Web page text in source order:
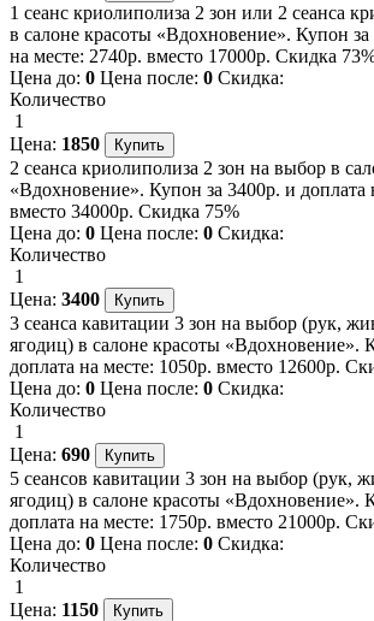
1 сеанс криолиполиза 2 зон или 2 сеанса
в салоне красоты «Вдохновение». Купон за
на месте: 2740р. вместо 17000р. Скидка
Цена до: 0 Цена после: 0 Скидка:
Количество
1
Цена: 1850
2 сеанса криолиполиза 2 зон на выбор в
«Вдохновение». Купон за 3400р. и доплата
вместо 34000р. Скидка 75%
Цена до: 0 Цена после: 0 Скидка:
Количество
1
Цена: 3400
3 сеанса кавитации 3 зон на выбор (рук,
ягодиц) в салоне красоты «Вдохновение».
доплата на месте: 1050р. вместо 12600р.
Цена до: 0 Цена после: 0 Скидка:
Количество
1
Цена: 690
5 сеансов кавитации 3 зон на выбор (рук,
ягодиц) в салоне красоты «Вдохновение».
доплата на месте: 1750р. вместо 21000р.
Цена до: 0 Цена после: 0 Скидка:
Количество
1
Цена: 1150